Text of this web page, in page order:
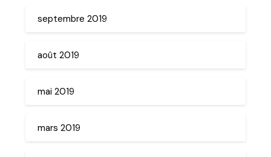
septembre 2019
août 2019
mai 2019
mars 2019